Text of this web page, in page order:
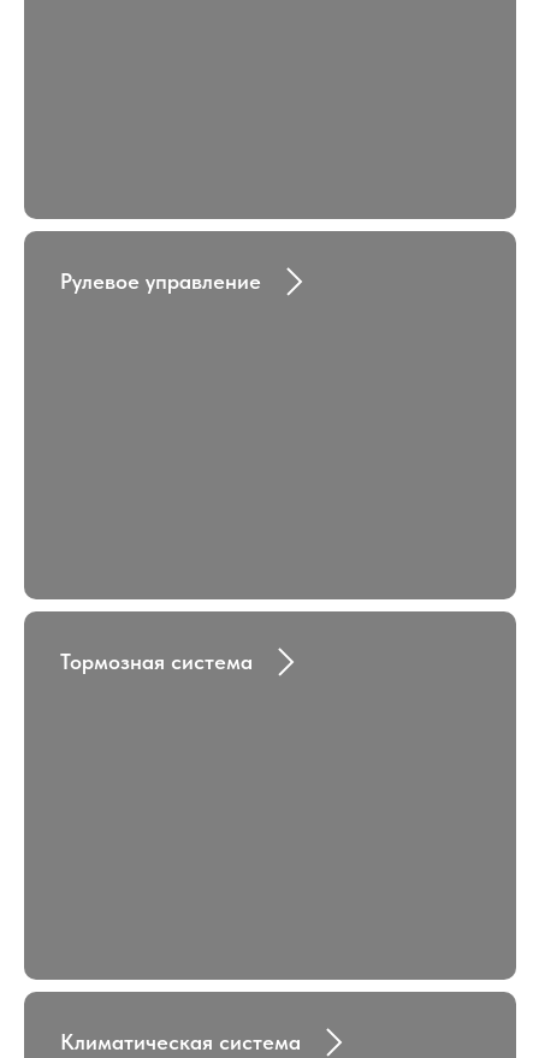
Рулевое управление
Тормозная система
Климатическая система